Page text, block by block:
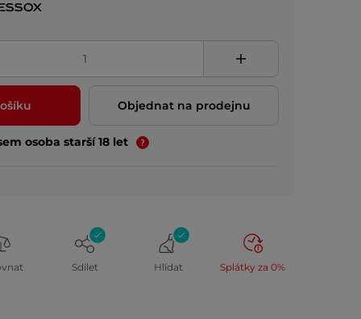
Objednat na prodejnu
osoba starší 18 let
Sdílet Hlídat Splátky za 0%